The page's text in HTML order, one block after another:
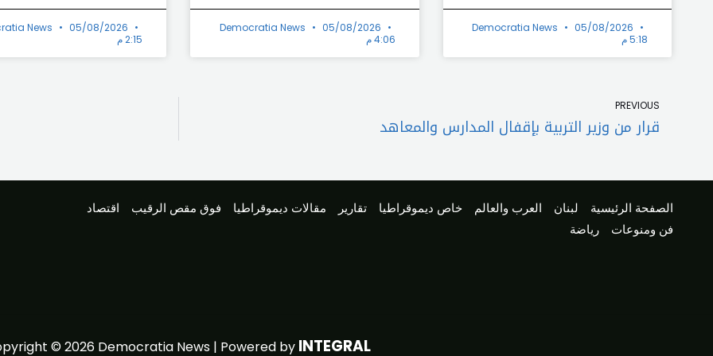
Democratia News
05/08/2026
5:18 م
Democratia News
05/08/2026
4:06 م
News
05/08/2026
2:15 م
PREVIOUS
قرار من وزير التربية بإقفال المدارس والمعاهد
الصفحة الرئيسية لبنان العرب والعالم خاص ديموقراطيا تقارير مقالات ديموقراطيا فوق مقص الرقيب
اقتصاد
فن ومنوعات
رياضة
Powered by INTEGRAL